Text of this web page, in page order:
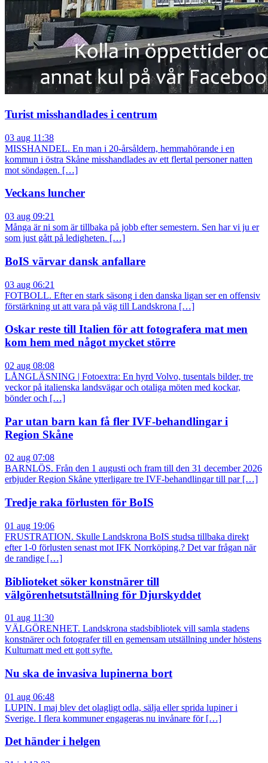
Turist misshandlades i centrum
03 aug 11:38
MISSHANDEL. En man i 20-årsåldern, hemmahörande i en
kommun i östra Skåne misshandlades av ett flertal personer natten
mot söndagen. […]
Veckans luncher
03 aug 09:21
Många är ni som är tillbaka på jobb efter semestern. Sen har vi ju er
som just gått på ledigheten. […]
BoIS värvar dansk anfallare
03 aug 06:21
FOTBOLL. Efter en stark säsong i den danska ligan ser en offensiv
förstärkning ut att vara på väg till Landskrona […]
Oskar reste till Italien för att fotografera mat men
kom hem med något mycket större
02 aug 08:08
LÅNGLÄSNING | Fotoextra: En hyrd Volvo, tusentals bilder, tre
veckor på italienska landsvägar och otaliga möten med kockar,
bönder och […]
Par utan barn kan få fler IVF-behandlingar i
Region Skåne
02 aug 07:08
BARNLÖS. Från den 1 augusti och fram till den 31 december 2026
erbjuder Region Skåne ytterligare tre IVF-behandlingar till par […]
Tredje raka förlusten för BoIS
01 aug 19:06
FRUSTRATION. Skulle Landskrona BoIS studsa tillbaka direkt
efter 1-0 förlusten senast mot IFK Norrköping.? Det var frågan när
de randige […]
Biblioteket söker konstnärer till
välgörenhetsutställning för Djurskyddet
01 aug 11:30
VÄLGÖRENHET. Landskrona stadsbibliotek vill samla stadens
konstnärer och fotografer till en gemensam utställning under höstens
Kulturnatt med ett gott syfte.
Nu ska de invasiva lupinerna bort
01 aug 06:48
LUPIN. I maj blev det olagligt odla, sälja eller sprida lupiner i
Sverige. I flera kommuner engageras nu invånare för […]
Det händer i helgen